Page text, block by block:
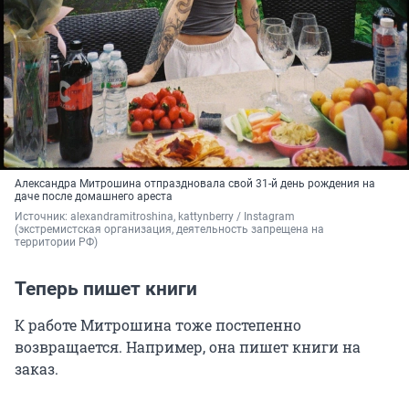
Александра Митрошина отпраздновала свой 31-й день рождения на
даче после домашнего ареста
Источник: alexandramitroshina, kattynberry / Instagram
(экстремистская организация, деятельность запрещена на
территории РФ)
Теперь пишет книги
К работе Митрошина тоже постепенно
возвращается. Например, она пишет книги на
заказ.